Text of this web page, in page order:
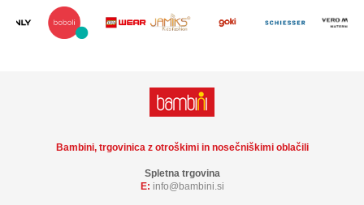
Bambini, trgovinica z otroškimi in nosečniškimi oblačili
Spletna trgovina
E: info bambini.si